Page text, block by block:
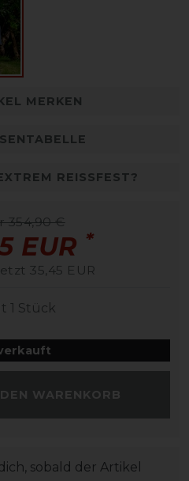
MERKEN
REISSFEST?
354,90 €
EUR *
35,45 EUR
1 Stück
WARENKORB
sobald der Artikel